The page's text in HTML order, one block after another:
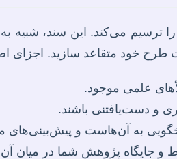
می‌کند. این سند، شبیه
خود متقاعد سازید. اجزای
علمی موجود.
و دست‌یافتنی باشند.
به آن‌هاست و پیش‌بینی‌های
و جایگاه پژوهش شما در میان